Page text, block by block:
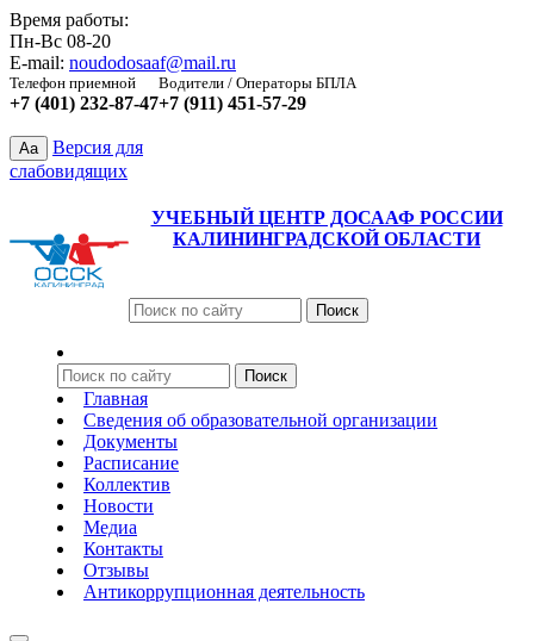
Время работы:
Пн-Вс 08-20
E-mail: noudodosaaf@mail.ru
Телефон приемной
+7 (401) 232-87-47
Водители / Операторы БПЛА
+7 (911) 451-57-29
Aa
Версия для
слабовидящих
УЧЕБНЫЙ ЦЕНТР ДОСААФ РОССИИ
КАЛИНИНГРАДСКОЙ ОБЛАСТИ
Главная
Сведения об образовательной организации
Документы
Расписание
Коллектив
Новости
Медиа
Контакты
Отзывы
Антикоррупционная деятельность